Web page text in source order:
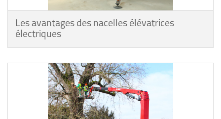
Les avantages des nacelles élévatrices
électriques